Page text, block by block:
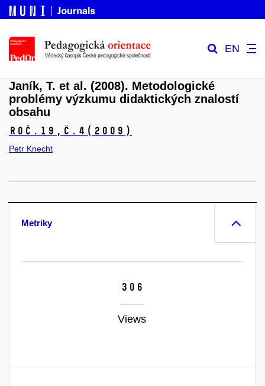
EN
Janík, T. et al. (2008). Metodologické
problémy výzkumu didaktických znalostí
obsahu
Roč.19, č.4 (2009)
Petr Knecht
Metriky
306
Views